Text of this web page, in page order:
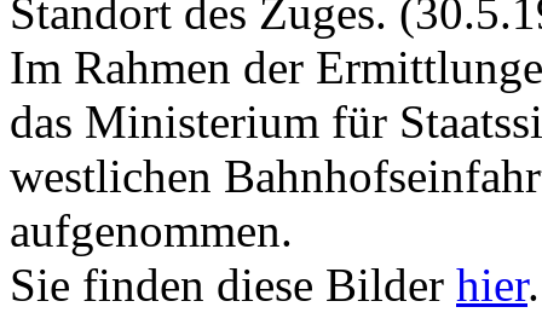
Standort des Zuges.
Im Rahmen der
das Ministerium für
westlichen
aufgenommen.
Sie finden diese Bilder hier.